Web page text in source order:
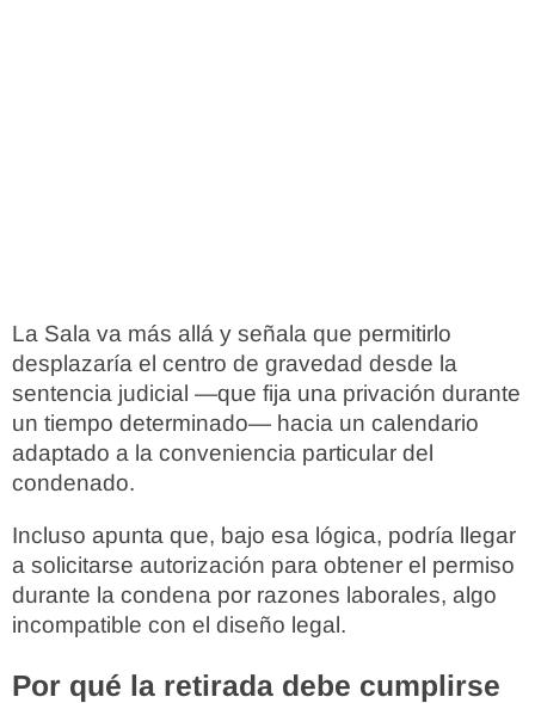
La Sala va más allá y señala que permitirlo
desplazaría el centro de gravedad desde la
sentencia judicial —que fija una privación durante
un tiempo determinado— hacia un calendario
adaptado a la conveniencia particular del
condenado.
Incluso apunta que, bajo esa lógica, podría llegar
a solicitarse autorización para obtener el permiso
durante la condena por razones laborales, algo
incompatible con el diseño legal.
Por qué la retirada debe cumplirse